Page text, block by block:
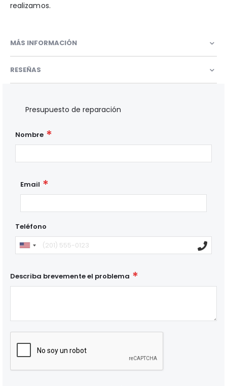
realizamos.
MÁS INFORMACIÓN
RESEÑAS
Presupuesto de reparación
Nombre
Email
Teléfono
Describa brevemente el problema